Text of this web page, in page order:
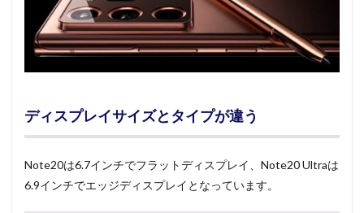
ディスプレイサイズとタイプが違う
Note20は6.7インチでフラットディスプレイ、Note20 Ultraは
6.9インチでエッジディスプレイとなっています。